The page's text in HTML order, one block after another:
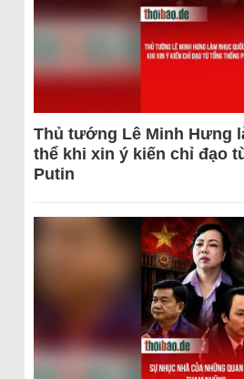
Thủ tướng Lê Minh Hưng
thể khi xin ý kiến chỉ đạo
Putin